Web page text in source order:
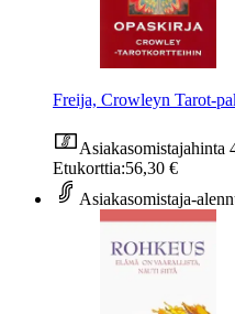
Freija, Crowleyn Tarot-
Asiakasomistajahinta
Etukorttia:56,30 €
Asiakasomistaja-